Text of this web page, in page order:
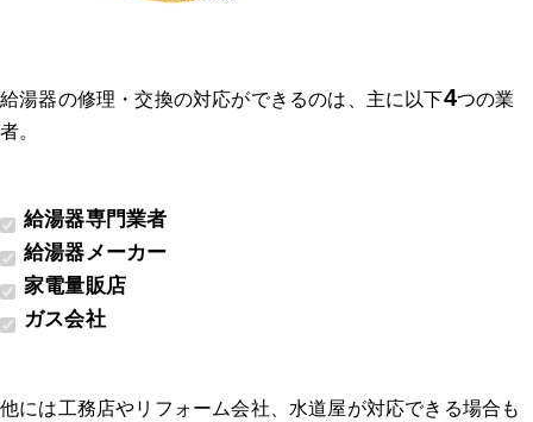
給湯器の修理・交換の対応ができるのは、主に以下4つの業
者。
給湯器専門業者
給湯器メーカー
家電量販店
ガス会社
他には工務店やリフォーム会社、水道屋が対応できる場合も